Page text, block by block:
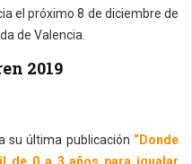
el próximo 8 de diciembre de
de Valencia.
2019
su última publicación “Donde